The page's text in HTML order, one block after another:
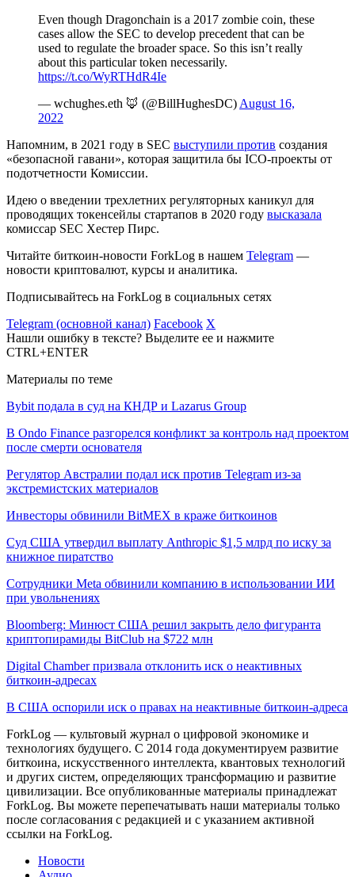
Even though Dragonchain is a 2017 zombie coin, these
cases allow the SEC to develop precedent that can be
used to regulate the broader space. So this isn’t really
about this particular token necessarily.
https://t.co/WyRTHdR4Ie
— wchughes.eth 🦊 (@BillHughesDC) August 16,
2022
Напомним, в 2021 году в SEC выступили против создания
«безопасной гавани», которая защитила бы ICO-проекты от
подотчетности Комиссии.
Идею о введении трехлетних регуляторных каникул для
проводящих токенсейлы стартапов в 2020 году высказала
комиссар SEC Хестер Пирс.
Читайте биткоин-новости ForkLog в нашем Telegram —
новости криптовалют, курсы и аналитика.
Подписывайтесь на ForkLog в социальных сетях
Telegram (основной канал) Facebook X
Нашли ошибку в тексте? Выделите ее и нажмите
CTRL+ENTER
Материалы по теме
Bybit подала в суд на КНДР и Lazarus Group
В Ondo Finance разгорелся конфликт за контроль над проектом
после смерти основателя
Регулятор Австралии подал иск против Telegram из-за
экстремистских материалов
Инвесторы обвинили BitMEX в краже биткоинов
Суд США утвердил выплату Anthropic $1,5 млрд по иску за
книжное пиратство
Сотрудники Meta обвинили компанию в использовании ИИ
при увольнениях
Bloomberg: Минюст США решил закрыть дело фигуранта
криптопирамиды BitClub на $722 млн
Digital Chamber призвала отклонить иск о неактивных
биткоин-адресах
В США оспорили иск о правах на неактивные биткоин-адреса
ForkLog — культовый журнал о цифровой экономике и
технологиях будущего. С 2014 года документируем развитие
биткоина, искусственного интеллекта, квантовых технологий
и других систем, определяющих трансформацию и развитие
цивилизации. Все опубликованные материалы принадлежат
ForkLog. Вы можете перепечатывать наши материалы только
после согласования с редакцией и с указанием активной
ссылки на ForkLog.
Новости